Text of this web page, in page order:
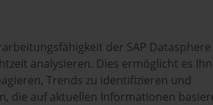
der SAP Datasphere
analysieren. Dies ermöglicht es
Trends zu identifizieren und
die auf aktuellen Informationen